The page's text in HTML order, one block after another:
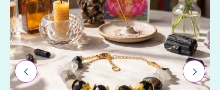
OS
FAVORITOS
ANTERIOR